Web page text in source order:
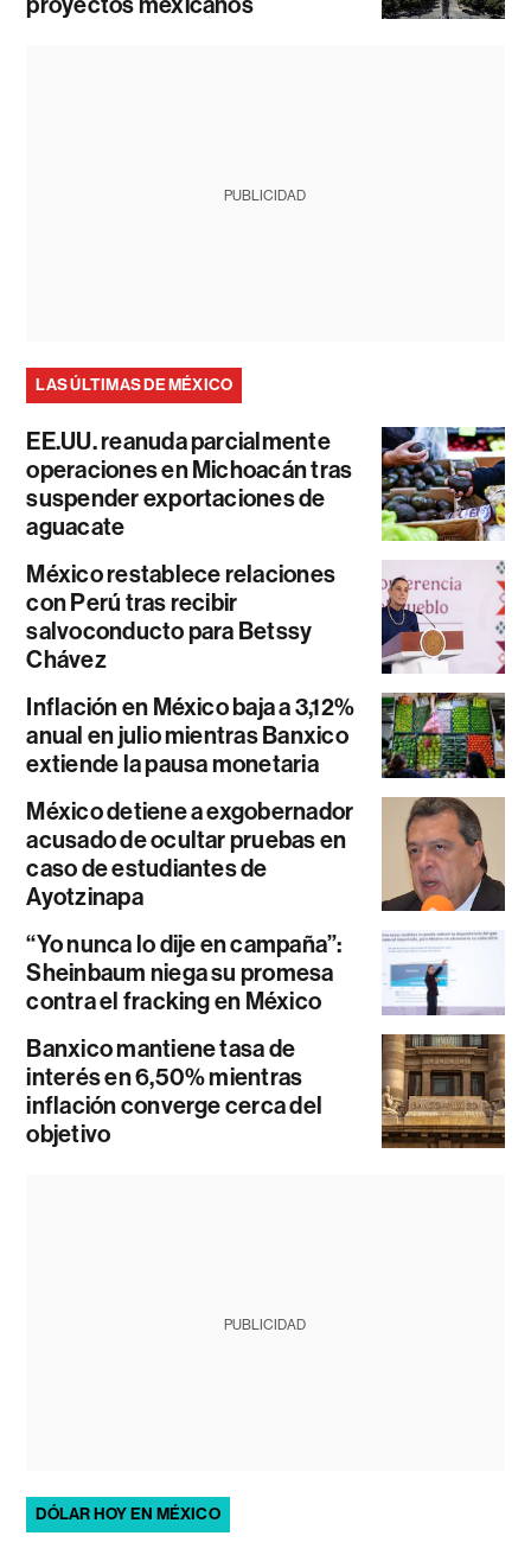
PUBLICIDAD
LAS ÚLTIMAS DE MÉXICO
EE.UU. reanuda parcialmente
operaciones en Michoacán tras
suspender exportaciones de
aguacate
México restablece relaciones
con Perú tras recibir
salvoconducto para Betssy
Chávez
Inflación en México baja a 3,12%
anual en julio mientras Banxico
extiende la pausa monetaria
México detiene a exgobernador
acusado de ocultar pruebas en
caso de estudiantes de
Ayotzinapa
“Yo nunca lo dije en campaña”:
Sheinbaum niega su promesa
contra el fracking en México
Banxico mantiene tasa de
interés en 6,50% mientras
inflación converge cerca del
objetivo
PUBLICIDAD
DÓLAR HOY EN MÉXICO